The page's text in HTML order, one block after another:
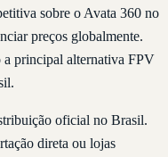
sobre o Avata 360 no
preços globalmente.
a principal alternativa FPV
oficial no Brasil.
direta ou lojas